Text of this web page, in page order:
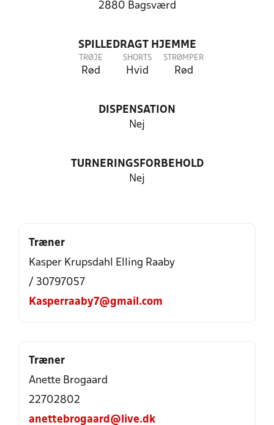
2880 Bagsværd
SPILLEDRAGT HJEMME
TRØJE
Rød
SHORTS
Hvid
STRØMPER
Rød
DISPENSATION
Nej
TURNERINGSFORBEHOLD
Nej
Træner
Kasper Krupsdahl Elling Raaby
/ 30797057
Kasperraaby7@gmail.com
Træner
Anette Brogaard
22702802
anettebrogaard@live.dk